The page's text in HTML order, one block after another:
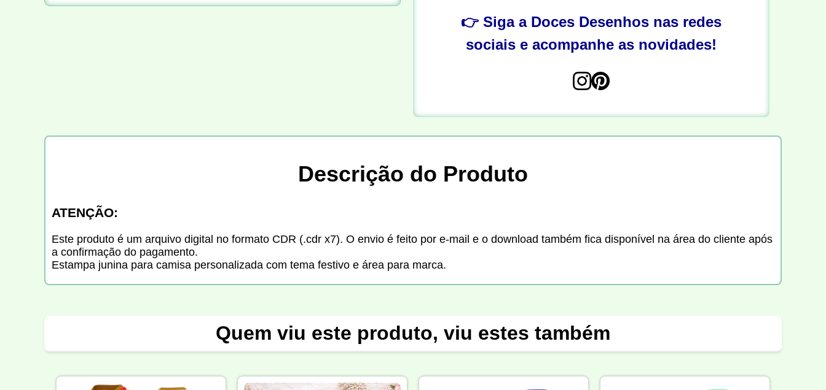
👉 Siga a Doces Desenhos nas redes
sociais e acompanhe as novidades!
Descrição do Produto
ATENÇÃO:
Este produto é um arquivo digital no formato CDR (.cdr x7). O envio é feito por e-mail e o download também fica disponível na área do cliente após
a confirmação do pagamento.
Estampa junina para camisa personalizada com tema festivo e área para marca.
Quem viu este produto, viu estes também